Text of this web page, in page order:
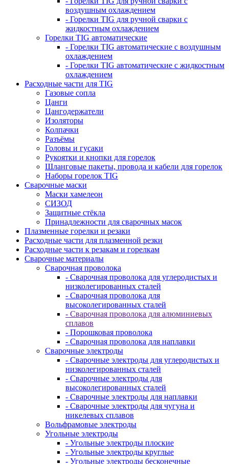
воздушным охлаждением
- Горелки TIG для ручной сварки с
жидкостным охлаждением
Горелки TIG автоматические
- Горелки TIG автоматические с воздушным
охлаждением
- Горелки TIG автоматические с жидкостным
охлаждением
Расходные части для TIG
Газовые сопла
Цанги
Цангодержатели
Изоляторы
Колпачки
Разъёмы
Головы и гусаки
Рукоятки и кнопки для горелок
Шланговые пакеты, провода и кабели для горелок
Наборы горелок TIG
Сварочные маски
Маски хамелеон
СИЗОД
Защитные стёкла
Принадлежности для сварочных масок
Плазменные горелки и резаки
Расходные части для плазменной резки
Расходные части к резакам и горелкам
Сварочные материалы
Сварочная проволока
- Сварочная проволока для углеродистых и
низколегированных сталей
- Сварочная проволока для
высоколегированных сталей
- Сварочная проволока для алюминиевых
сплавов
- Порошковая проволока
- Сварочная проволока для наплавки
Сварочные электроды
- Сварочные электроды для углеродистых и
низколегированных сталей
- Сварочные электроды для
высоколегированных сталей
- Сварочные электроды для наплавки
- Сварочные электроды для чугуна и
никелевых сплавов
Вольфрамовые электроды
Угольные электроды
- Угольные электроды плоские
- Угольные электроды круглые
- Угольные электроды бесконечные